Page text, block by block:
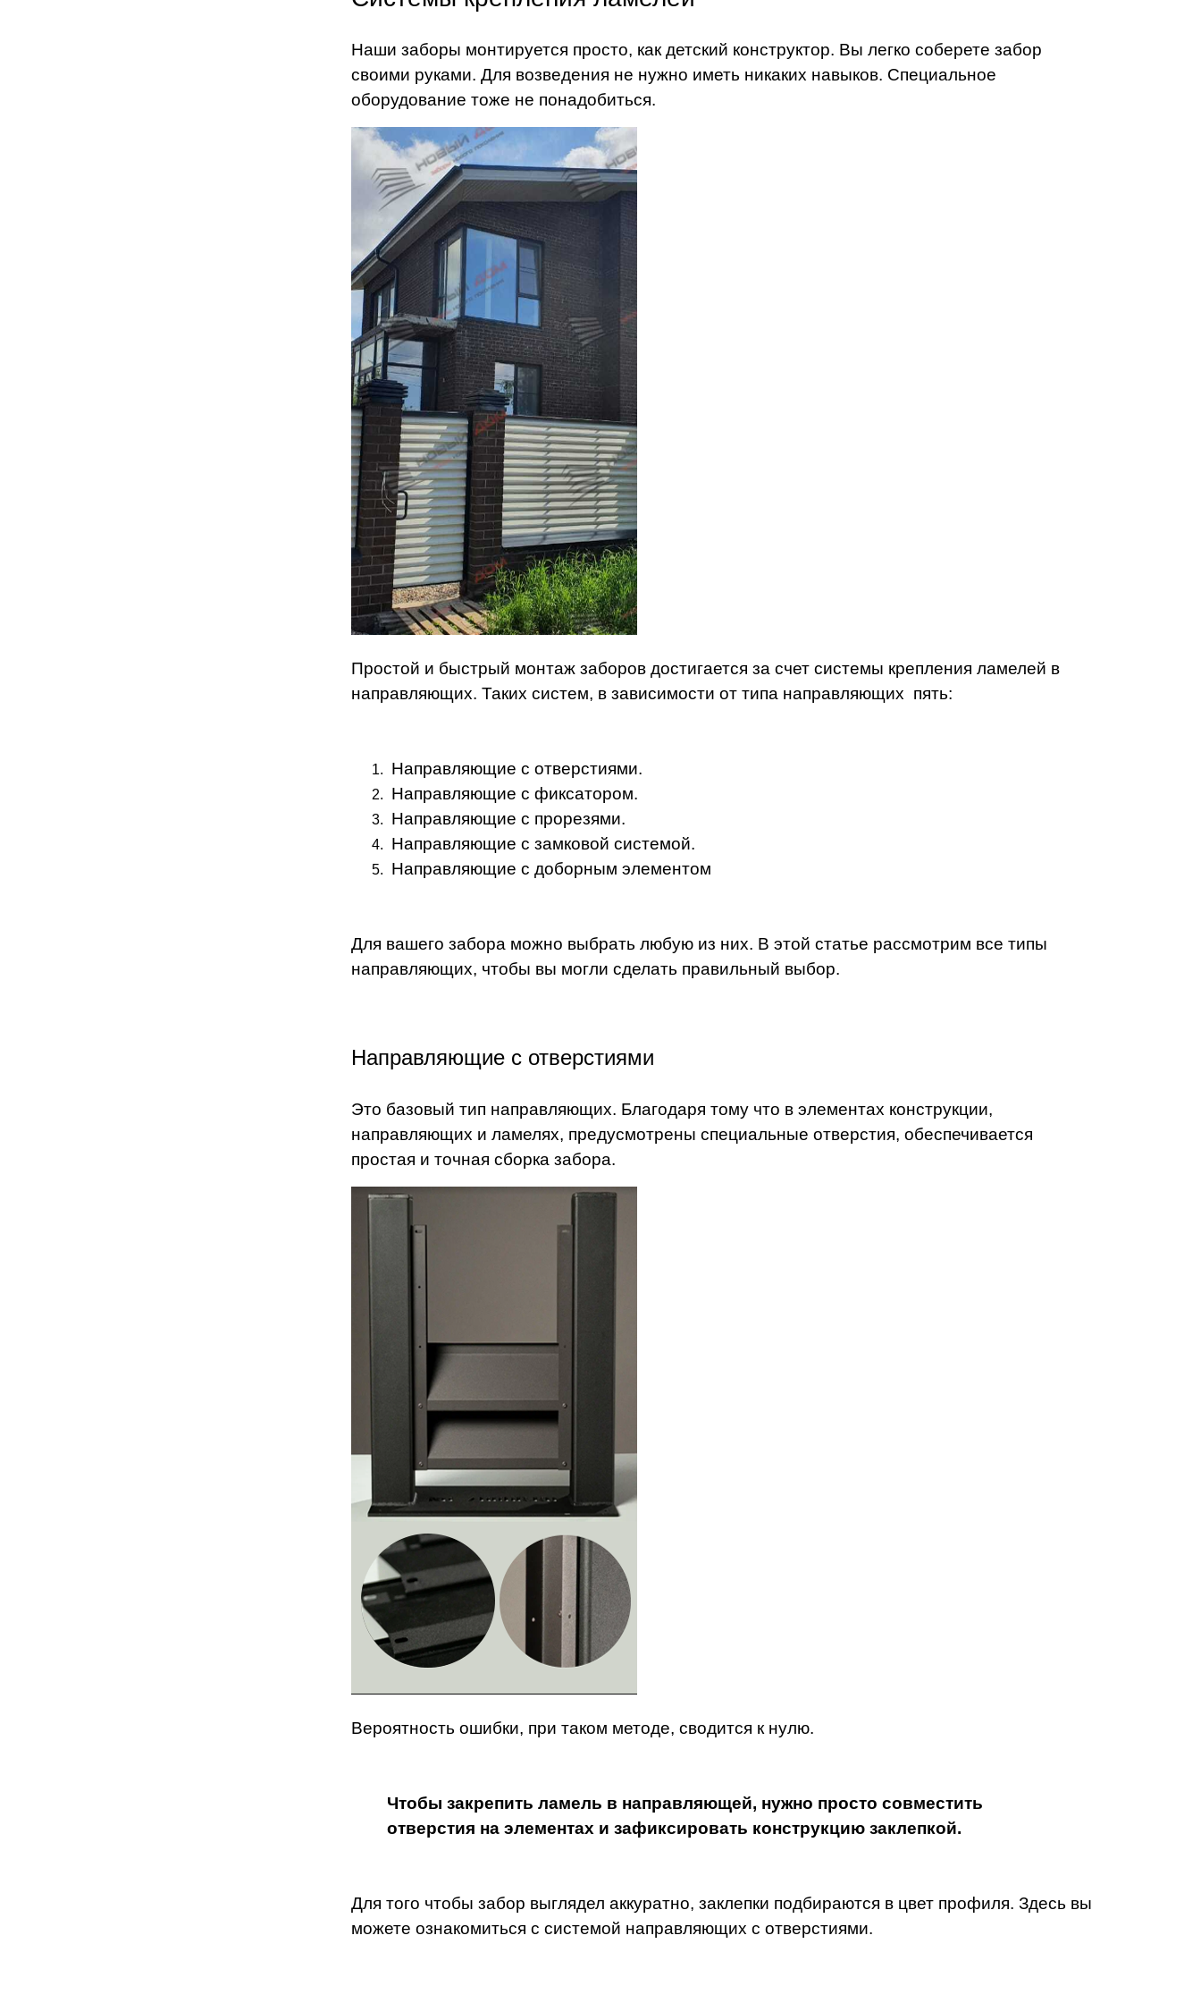
Наши заборы монтируется просто, как детский конструктор. Вы легко соберете забор
своими руками. Для возведения не нужно иметь никаких навыков. Специальное
оборудование тоже не понадобиться.
Простой и быстрый монтаж заборов достигается за счет системы крепления ламелей в
направляющих. Таких систем, в зависимости от типа направляющих пять:
Направляющие с отверстиями.
Направляющие с фиксатором.
Направляющие с прорезями.
Направляющие с замковой системой.
Направляющие с доборным элементом
Для вашего забора можно выбрать любую из них. В этой статье рассмотрим все типы
направляющих, чтобы вы могли сделать правильный выбор.
Направляющие с отверстиями
Это базовый тип направляющих. Благодаря тому что в элементах конструкции,
направляющих и ламелях, предусмотрены специальные отверстия, обеспечивается
простая и точная сборка забора.
Вероятность ошибки, при таком методе, сводится к нулю.
Чтобы закрепить ламель в направляющей, нужно просто совместить
отверстия на элементах и зафиксировать конструкцию заклепкой.
Для того чтобы забор выглядел аккуратно, заклепки подбираются в цвет профиля. Здесь вы
можете ознакомиться с системой направляющих с отверстиями.